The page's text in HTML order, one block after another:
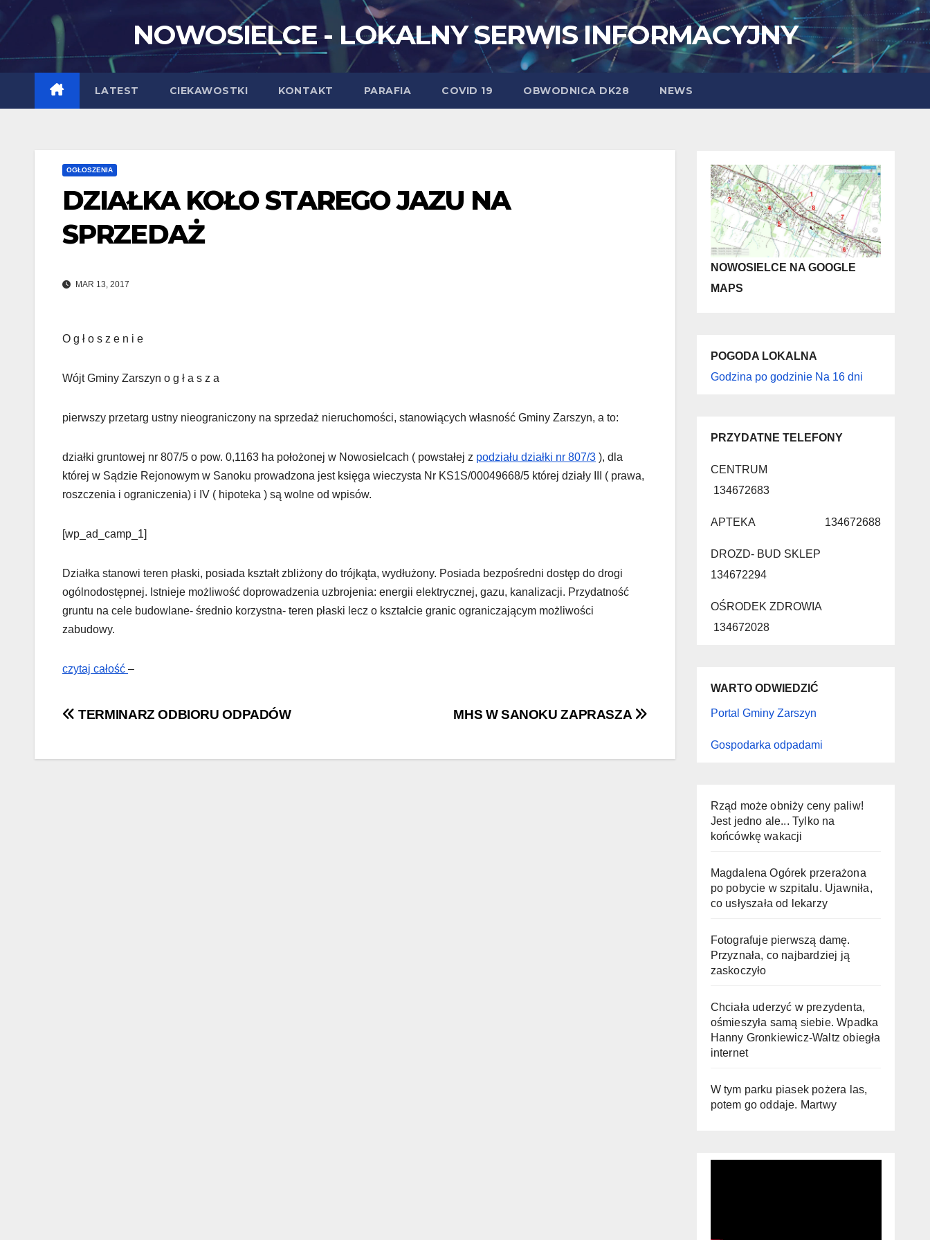
Skip
to
NOWOSIELCE - LOKALNY SERWIS INFORMACYJNY
LATEST CIEKAWOSTKI KONTAKT PARAFIA COVID 19 OBWODNICA DK28 NEWS
OGŁOSZENIA
DZIAŁKA KOŁO STAREGO JAZU NA
SPRZEDAŻ
MAR 13, 2017
O g ł o s z e n i e
Wójt Gminy Zarszyn o g ł a s z a
pierwszy przetarg ustny nieograniczony na sprzedaż nieruchomości, stanowiących własność Gminy Zarszyn, a to:
działki gruntowej nr 807/5 o pow. 0,1163 ha położonej w Nowosielcach ( powstałej z podziału działki nr 807/3 ), dla
której w Sądzie Rejonowym w Sanoku prowadzona jest księga wieczysta Nr KS1S/00049668/5 której działy III ( prawa,
roszczenia i ograniczenia) i IV ( hipoteka ) są wolne od wpisów.
[wp_ad_camp_1]
Działka stanowi teren płaski, posiada kształt zbliżony do trójkąta, wydłużony. Posiada bezpośredni dostęp do drogi
ogólnodostępnej. Istnieje możliwość doprowadzenia uzbrojenia: energii elektrycznej, gazu, kanalizacji. Przydatność
gruntu na cele budowlane- średnio korzystna- teren płaski lecz o kształcie granic ograniczającym możliwości
zabudowy.
czytaj całość –
Nawigacja
MHS W SANOKU ZAPRASZA
TERMINARZ ODBIORU ODPADÓW
NOWOSIELCE NA GOOGLE
MAPS
POGODA LOKALNA
Godzina po godzinie Na 16 dni
PRZYDATNE TELEFONY
CENTRUM
134672683
APTEKA 134672688
DROZD- BUD SKLEP
134672294
OŚRODEK ZDROWIA
134672028
WARTO ODWIEDZIĆ
Portal Gminy Zarszyn
Gospodarka odpadami
Rząd może obniży ceny paliw!
Jest jedno ale... Tylko na
końcówkę wakacji
Magdalena Ogórek przerażona
po pobycie w szpitalu. Ujawniła,
co usłyszała od lekarzy
Fotografuje pierwszą damę.
Przyznała, co najbardziej ją
zaskoczyło
Chciała uderzyć w prezydenta,
ośmieszyła samą siebie. Wpadka
Hanny Gronkiewicz-Waltz obiegła
internet
W tym parku piasek pożera las,
potem go oddaje. Martwy